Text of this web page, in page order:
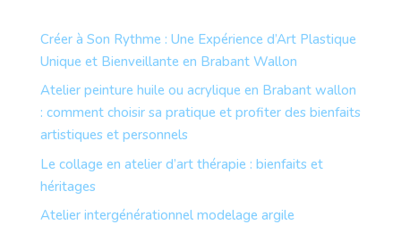
Créer à Son Rythme : Une Expérience d’Art Plastique
Unique et Bienveillante en Brabant Wallon
Atelier peinture huile ou acrylique en Brabant wallon
: comment choisir sa pratique et profiter des bienfaits
artistiques et personnels
Le collage en atelier d’art thérapie : bienfaits et
héritages
Atelier intergénérationnel modelage argile